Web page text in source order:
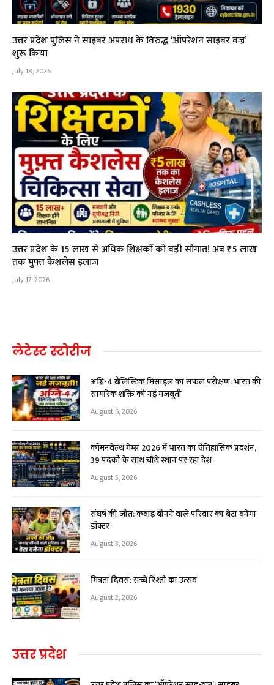
उत्तर प्रदेश पुलिस ने साइबर अपराध के विरुद्ध ‘ऑपरेशन साइबर वज्र’
शुरू किया
July 18, 2026
उत्तर प्रदेश के 15 लाख से अधिक शिक्षकों को बड़ी सौगात! अब ₹5 लाख
तक मुफ्त कैशलेस इलाज
July 17, 2026
लेटेस्ट स्टोरीज
अग्नि-4 बैलिस्टिक मिसाइल का सफल परीक्षण: भारत की
सामरिक शक्ति को नई मजबूती
August 6, 2026
कॉमनवेल्थ गेम्स 2026 में भारत का ऐतिहासिक प्रदर्शन,
39 पदकों के साथ चौथे स्थान पर रहा देश
August 5, 2026
संघर्ष की जीत: कबाड़ बीनने वाले परिवार का बेटा बनेगा
डॉक्टर
August 3, 2026
मित्रता दिवस: सच्चे रिश्तों का उत्सव
August 2, 2026
उत्तर प्रदेश